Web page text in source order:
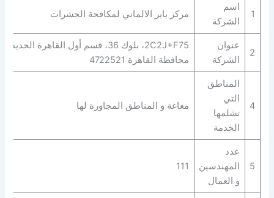
1
اسم
الشركة
مركز باير الالماني لمكافحة الحشرات
2
عنوان
الشركة
2C2J+F75، بلوك 36، قسم أول القاهرة الجديدة،
محافظة القاهرة‬ 4722521
4
المناطق
التي
تشلمها
الخدمة
مغاغة و المناطق المجاورة لها
5
عدد
المهندسين
و العمال
111